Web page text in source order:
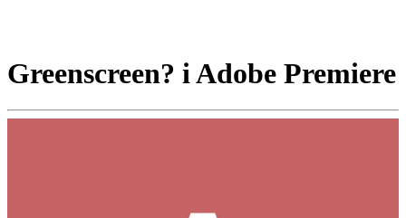
Greenscreen? i Adobe Premiere